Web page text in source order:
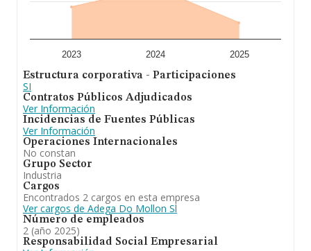
2023 2024 2025
Estructura corporativa - Participaciones
SI
Contratos Públicos Adjudicados
Ver Información
Incidencias de Fuentes Públicas
Ver Información
Operaciones Internacionales
No constan
Grupo Sector
Industria
Cargos
Encontrados 2 cargos en esta empresa
Ver cargos de Adega Do Mollon Sl
Número de empleados
2 (año 2025)
Responsabilidad Social Empresarial